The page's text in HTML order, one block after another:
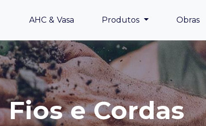
AHC & Vasa Produtos Obras
Fios e Cordas